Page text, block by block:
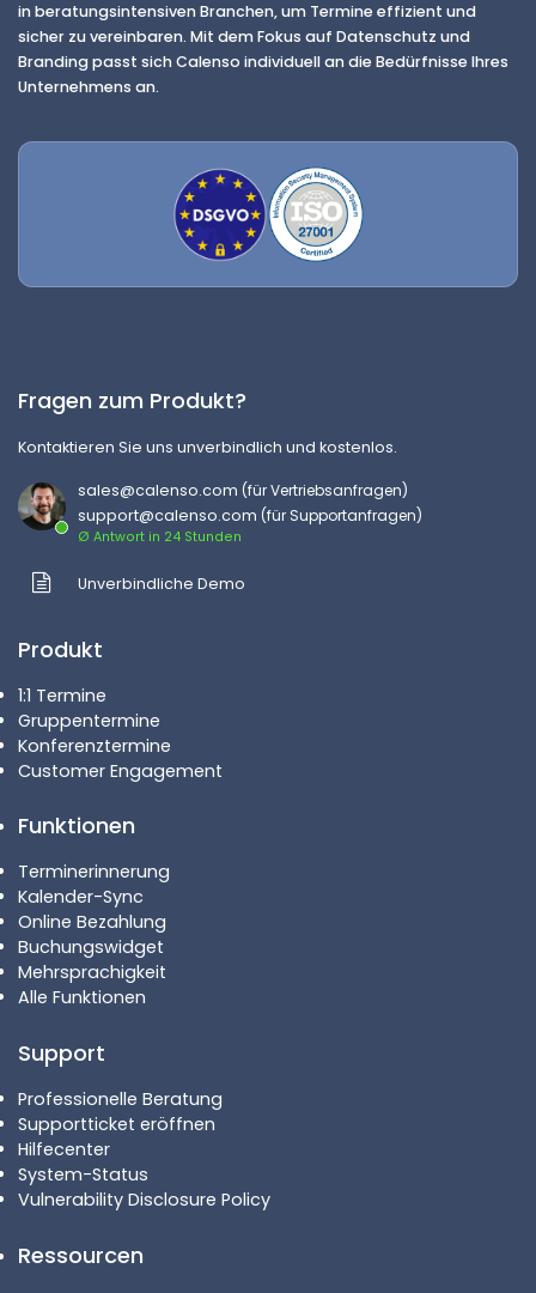
in beratungsintensiven Branchen, um Termine effizient und
sicher zu vereinbaren. Mit dem Fokus auf Datenschutz und
Branding passt sich Calenso individuell an die Bedürfnisse Ihres
Unternehmens an.
Fragen zum Produkt?
Kontaktieren Sie uns unverbindlich und kostenlos.
sales@calenso.com (für Vertriebsanfragen)
support@calenso.com (für Supportanfragen)
Ø Antwort in 24 Stunden
Unverbindliche Demo
Produkt
1:1 Termine
Gruppentermine
Konferenztermine
Customer Engagement
Funktionen
Terminerinnerung
Kalender-Sync
Online Bezahlung
Buchungswidget
Mehrsprachigkeit
Alle Funktionen
Support
Professionelle Beratung
Supportticket eröffnen
Hilfecenter
System-Status
Vulnerability Disclosure Policy
Ressourcen